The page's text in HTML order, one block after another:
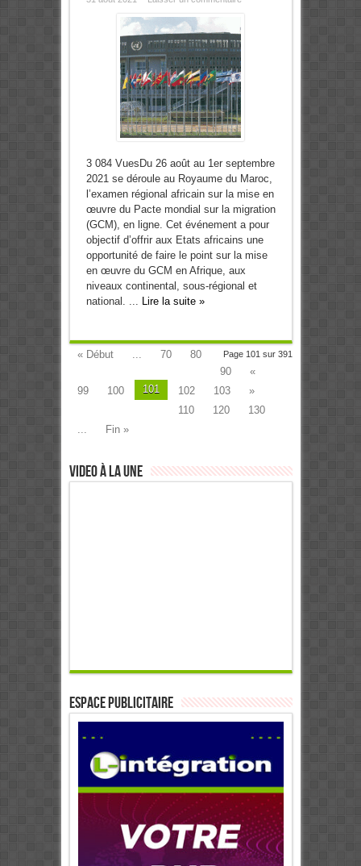
3 084 VuesDu 26 août au 1er septembre
2021 se déroule au Royaume du Maroc,
l’examen régional africain sur la mise en
œuvre du Pacte mondial sur la migration
(GCM), en ligne. Cet événement a pour
objectif d’offrir aux Etats africains une
opportunité de faire le point sur la mise
en œuvre du GCM en Afrique, aux
niveaux continental, sous-régional et
national. ... Lire la suite »
Page 101 sur 391
« Début ... 70
80
90
«
99
100 101 102 103
»
110
120
130
...
Fin »
Video à la Une
ESPACE PUBLICITAIRE